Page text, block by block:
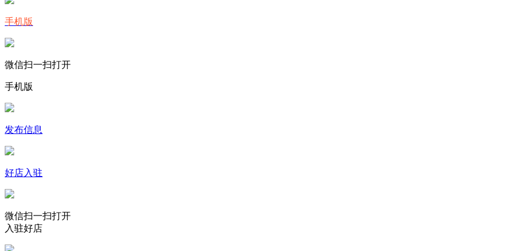
手机版
微信扫一扫打开
手机版
发布信息
好店入驻
微信扫一扫打开
入驻好店